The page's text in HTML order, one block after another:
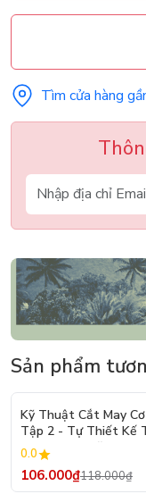
Tìm cửa hàng
Sản phẩm
Kỹ Thuật Cắt May
Tập 2 - Tự Thiết Kế
Trang Nam Nữ - Tạo
Rập - Kỹ Thuật Nhảy
0.0
106.000₫118.000₫